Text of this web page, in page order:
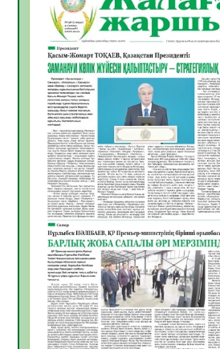
Руслан Рүстемұлы облыс
кеңесшісі болып
05.08.2026
Цифрландыру саласын
салынатын жаңа
талқыланды
05.08.2026
Алғашқы цифрлық
құралдарының
05.08.2026
Қазақстандықтардың
Құрылтай үшін дауыс
05.08.2026
ӘРБІР ДАУЫС – ҚОҒАМ
ҚОСЫЛҒАН ҮЛЕС